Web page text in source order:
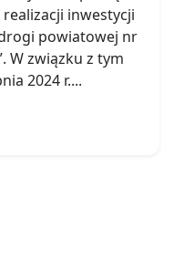
inwestycji
powiatowej nr
W związku z tym
2024 r....